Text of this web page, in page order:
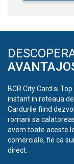
BCR City Card si
instant in reteaua
Cardurile fiind
romani sa
avem toate aceste
comerciale, fie ca
direct.